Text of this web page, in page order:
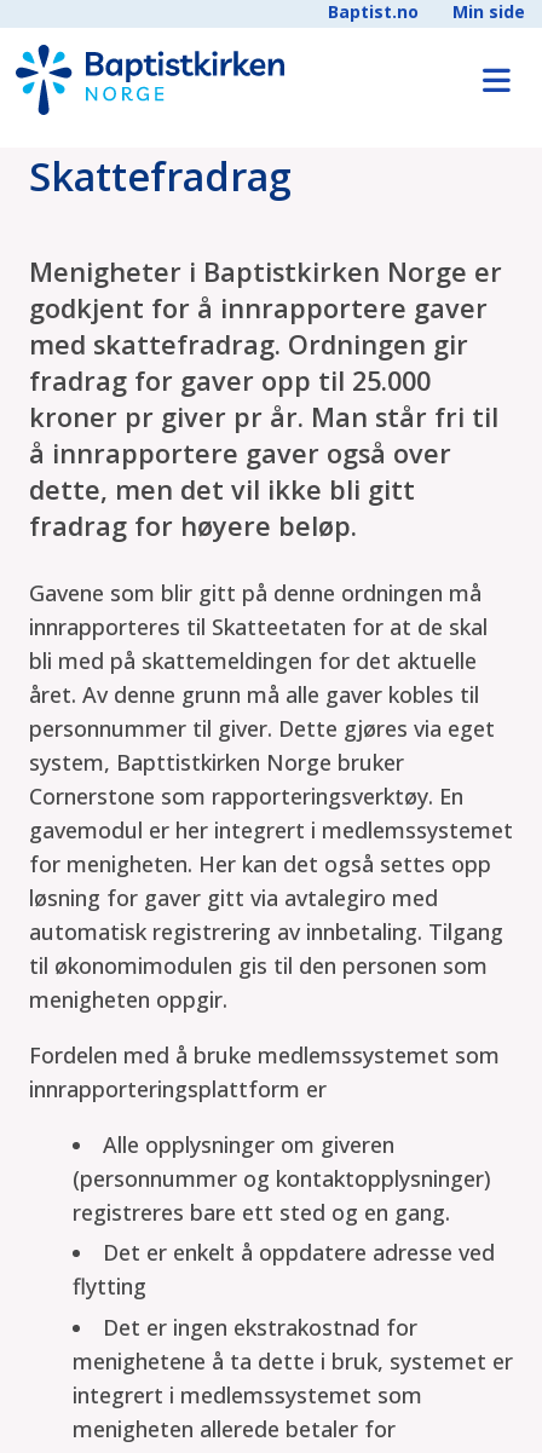
Baptist.no Min side
Skattefradrag
Menigheter i Baptistkirken Norge er
godkjent for å innrapportere gaver
med skattefradrag. Ordningen gir
fradrag for gaver opp til 25.000
kroner pr giver pr år. Man står fri til
å innrapportere gaver også over
dette, men det vil ikke bli gitt
fradrag for høyere beløp.
Gavene som blir gitt på denne ordningen må
innrapporteres til Skatteetaten for at de skal
bli med på skattemeldingen for det aktuelle
året. Av denne grunn må alle gaver kobles til
personnummer til giver. Dette gjøres via eget
system, Bapttistkirken Norge bruker
Cornerstone som rapporteringsverktøy. En
gavemodul er her integrert i medlemssystemet
for menigheten. Her kan det også settes opp
løsning for gaver gitt via avtalegiro med
automatisk registrering av innbetaling. Tilgang
til økonomimodulen gis til den personen som
menigheten oppgir.
Fordelen med å bruke medlemssystemet som
innrapporteringsplattform er
Alle opplysninger om giveren
(personnummer og kontaktopplysninger)
registreres bare ett sted og en gang.
Det er enkelt å oppdatere adresse ved
flytting
Det er ingen ekstrakostnad for
menighetene å ta dette i bruk, systemet er
integrert i medlemssystemet som
menigheten allerede betaler for